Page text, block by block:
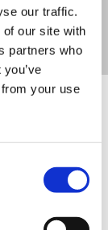
our traffic.
our site with
partners who
your use